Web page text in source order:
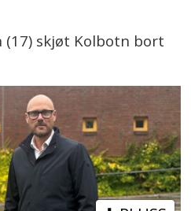
(17) skjøt Kolbotn bort